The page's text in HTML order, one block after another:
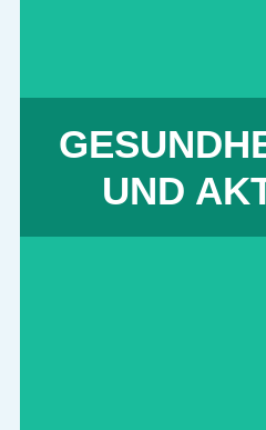
UND
praxisnah